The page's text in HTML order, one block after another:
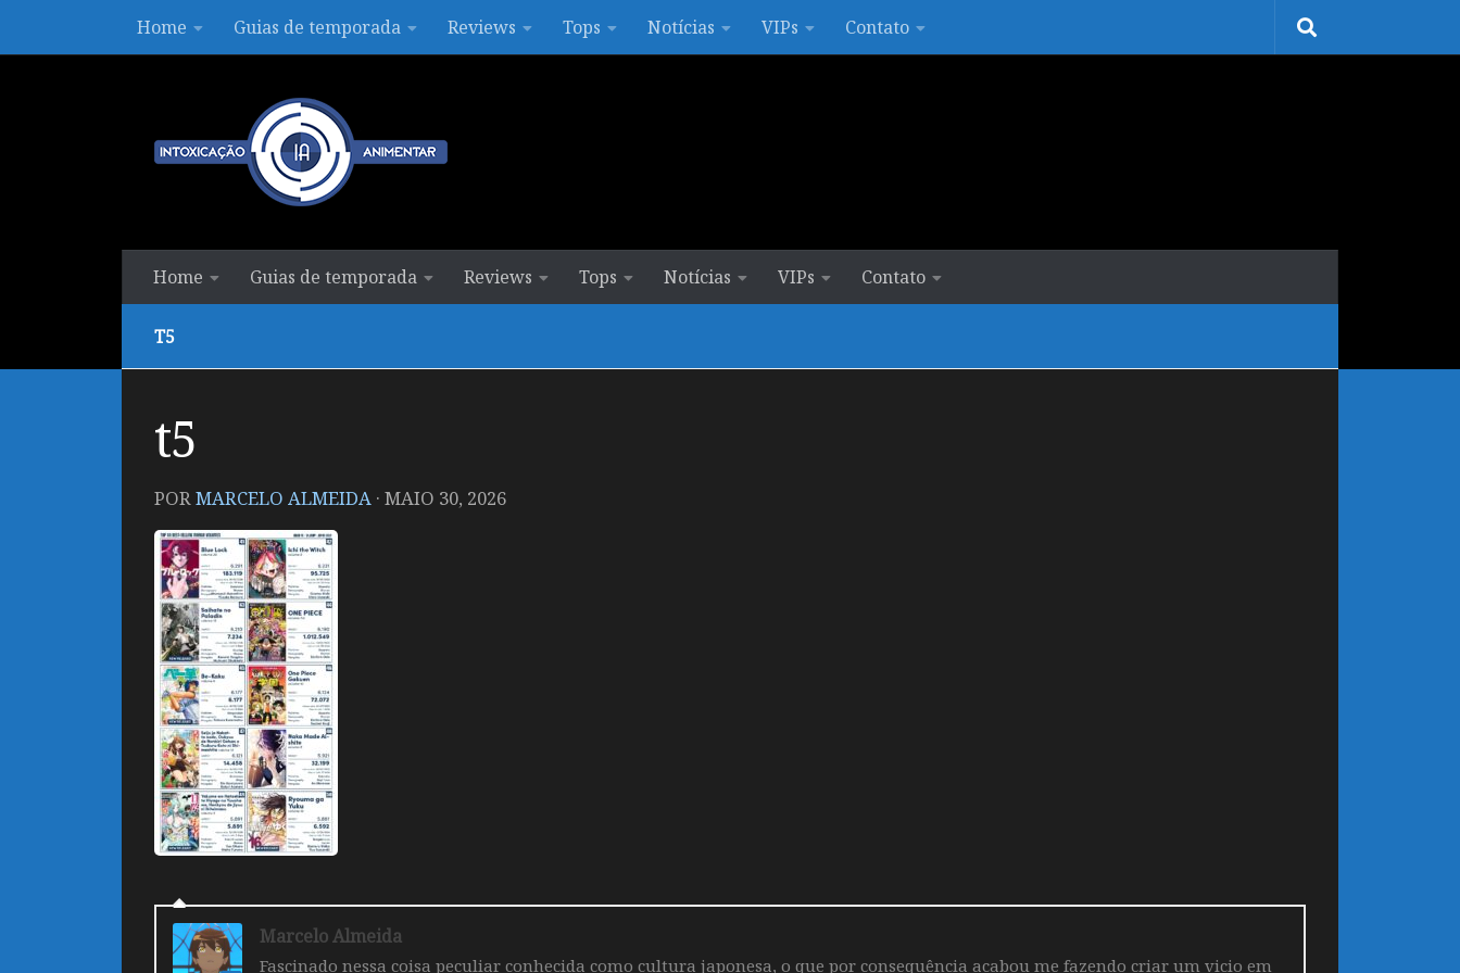
Skip to contentHome Guias de temporada Reviews Tops Notícias VIPs Contato
Home Guias de temporada Reviews Tops Notícias VIPs Contato
T5
t5
PORMARCELO ALMEIDA · MAIO 30, 2026
Marcelo Almeida
Fascinado nessa coisa peculiar conhecida como cultura japonesa, o que por consequência acabou me fazendo criar um vicio em